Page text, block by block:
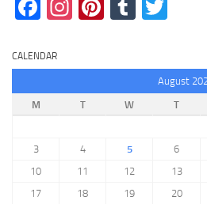
Facebook
Instagram
Pinterest
Tumblr
CALENDAR
August
M
T W T
3
4 5 6
10
11 12 13
17
18 19 20